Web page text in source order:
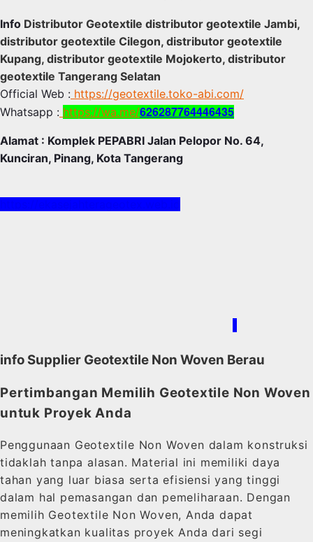
Info Distributor Geotextile distributor geotextile Jambi,
distributor geotextile Cilegon, distributor geotextile
Kupang, distributor geotextile Mojokerto, distributor
geotextile Tangerang Selatan
Official Web : https://geotextile.toko-abi.com/
Whatsapp : https://wa.me/626287764446435
Alamat : Komplek PEPABRI Jalan Pelopor No. 64,
Kunciran, Pinang, Kota Tangerang
info Supplier Geotextile Non Woven Berau
Pertimbangan Memilih Geotextile Non Woven
untuk Proyek Anda
Penggunaan Geotextile Non Woven dalam konstruksi
tidaklah tanpa alasan. Material ini memiliki daya
tahan yang luar biasa serta efisiensi yang tinggi
dalam hal pemasangan dan pemeliharaan. Dengan
memilih Geotextile Non Woven, Anda dapat
meningkatkan kualitas proyek Anda dari segi